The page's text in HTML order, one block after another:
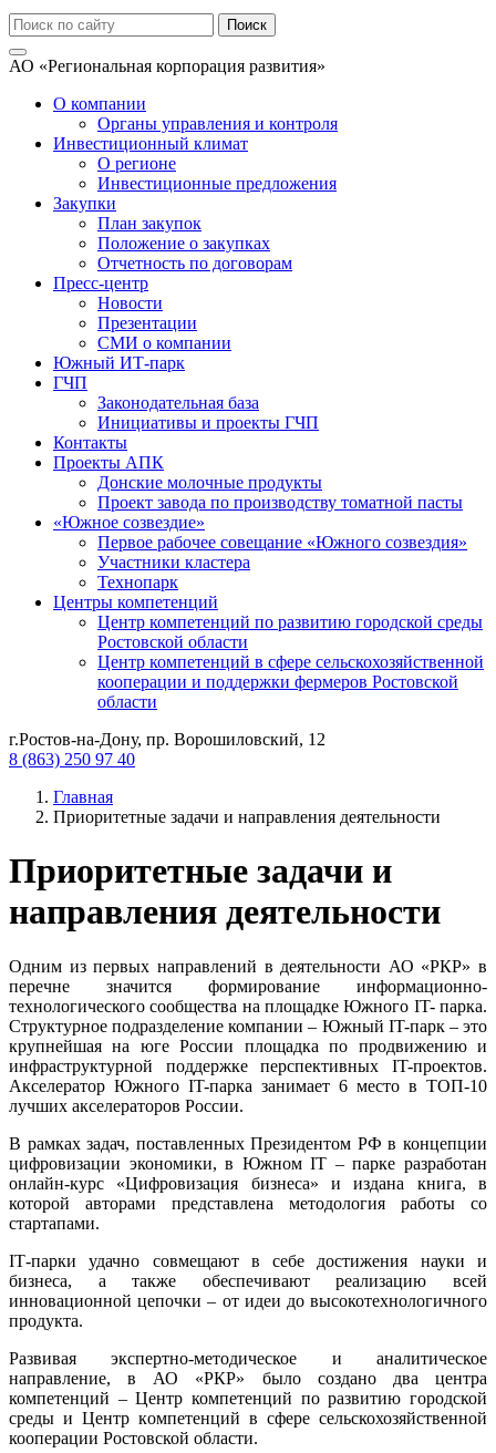
АО «Региональная корпорация развития»
О компании
Органы управления и контроля
Инвестиционный климат
О регионе
Инвестиционные предложения
Закупки
План закупок
Положение о закупках
Отчетность по договорам
Пресс-центр
Новости
Презентации
СМИ о компании
Южный ИТ-парк
ГЧП
Законодательная база
Инициативы и проекты ГЧП
Контакты
Проекты АПК
Донские молочные продукты
Проект завода по производству томатной пасты
«Южное созвездие»
Первое рабочее совещание «Южного созвездия»
Участники кластера
Технопарк
Центры компетенций
Центр компетенций по развитию городской среды
Ростовской области
Центр компетенций в сфере сельскохозяйственной
кооперации и поддержки фермеров Ростовской
области
г.Ростов-на-Дону, пр. Ворошиловский, 12
8 (863) 250 97 40
Главная
Приоритетные задачи и направления деятельности
Приоритетные задачи и
направления деятельности
Одним из первых направлений в деятельности АО «РКР» в
перечне значится формирование информационно-
технологического сообщества на площадке Южного IT- парка.
Структурное подразделение компании – Южный IT-парк – это
крупнейшая на юге России площадка по продвижению и
инфраструктурной поддержке перспективных IT-проектов.
Акселератор Южного IT-парка занимает 6 место в ТОП-10
лучших акселераторов России.
В рамках задач, поставленных Президентом РФ в концепции
цифровизации экономики, в Южном IT – парке разработан
онлайн-курс «Цифровизация бизнеса» и издана книга, в
которой авторами представлена методология работы со
стартапами.
IТ-парки удачно совмещают в себе достижения науки и
бизнеса, а также обеспечивают реализацию всей
инновационной цепочки – от идеи до высокотехнологичного
продукта.
Развивая экспертно-методическое и аналитическое
направление, в АО «РКР» было создано два центра
компетенций – Центр компетенций по развитию городской
среды и Центр компетенций в сфере сельскохозяйственной
кооперации Ростовской области.